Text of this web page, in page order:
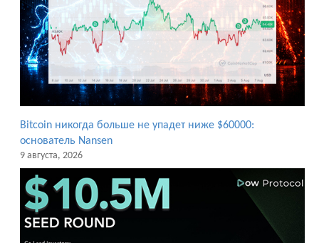
Bitcoin никогда больше не упадет ниже $60000:
основатель Nansen
9 августа, 2026